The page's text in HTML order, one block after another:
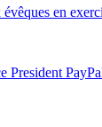
en
President